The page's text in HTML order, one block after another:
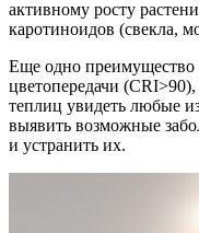
активному росту
каротиноидов (свекла,
Еще одно
цветопередачи
теплиц увидеть любые
выявить возможные
и устранить их.